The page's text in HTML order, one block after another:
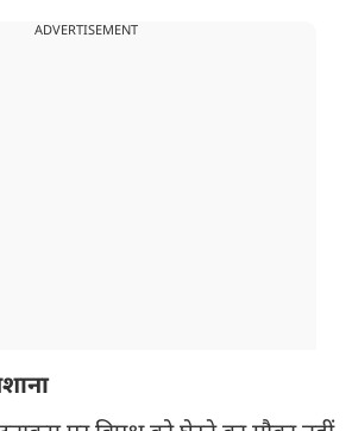
ADVERTISEMENT